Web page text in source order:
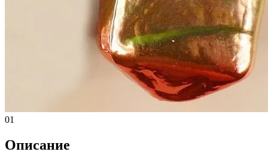
01
Описание